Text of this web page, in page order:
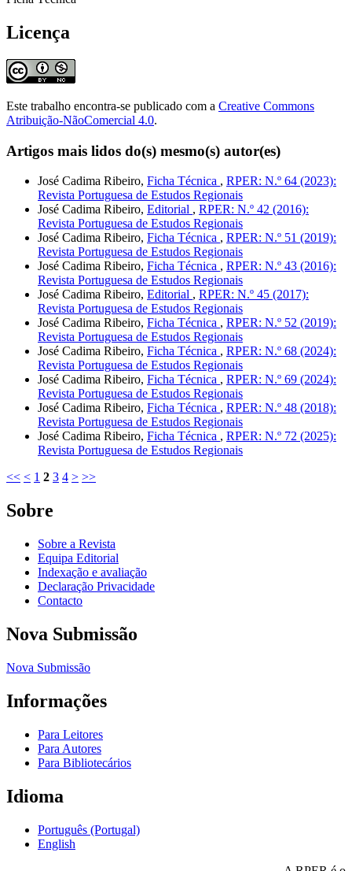
Licença
Este trabalho encontra-se publicado com a Creative Commons
Atribuição-NãoComercial 4.0.
Artigos mais lidos do(s) mesmo(s) autor(es)
José Cadima Ribeiro, Ficha Técnica , RPER: N.º 64 (2023):
Revista Portuguesa de Estudos Regionais
José Cadima Ribeiro, Editorial , RPER: N.º 42 (2016):
Revista Portuguesa de Estudos Regionais
José Cadima Ribeiro, Ficha Técnica , RPER: N.º 51 (2019):
Revista Portuguesa de Estudos Regionais
José Cadima Ribeiro, Ficha Técnica , RPER: N.º 43 (2016):
Revista Portuguesa de Estudos Regionais
José Cadima Ribeiro, Editorial , RPER: N.º 45 (2017):
Revista Portuguesa de Estudos Regionais
José Cadima Ribeiro, Ficha Técnica , RPER: N.º 52 (2019):
Revista Portuguesa de Estudos Regionais
José Cadima Ribeiro, Ficha Técnica , RPER: N.º 68 (2024):
Revista Portuguesa de Estudos Regionais
José Cadima Ribeiro, Ficha Técnica , RPER: N.º 69 (2024):
Revista Portuguesa de Estudos Regionais
José Cadima Ribeiro, Ficha Técnica , RPER: N.º 48 (2018):
Revista Portuguesa de Estudos Regionais
José Cadima Ribeiro, Ficha Técnica , RPER: N.º 72 (2025):
Revista Portuguesa de Estudos Regionais
<< < 1 2 3 4 > >>
Sobre
Sobre a Revista
Equipa Editorial
Indexação e avaliação
Declaração Privacidade
Contacto
Nova Submissão
Nova Submissão
Informações
Para Leitores
Para Autores
Para Bibliotecários
Idioma
Português (Portugal)
English